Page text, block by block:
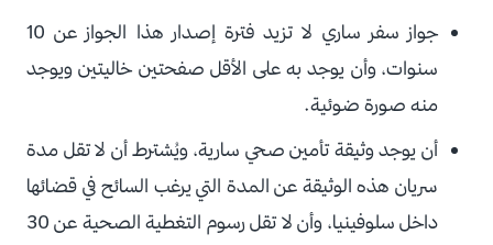
جواز سفر ساري لا تزيد فترة إصدار هذا الجواز عن 10
سنوات، وأن يوجد به على الأقل صفحتين خاليتين ويوجد
منه صورة ضوئية.
أن يوجد وثيقة تأمين صحي سارية، ويُشترط أن لا تقل مدة
سريان هذه الوثيقة عن المدة التي يرغب السائح في قضائها
داخل سلوفينيا، وأن لا تقل رسوم التغطية الصحية عن 30